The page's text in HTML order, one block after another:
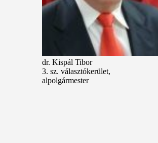
dr. Kispál Tibor
3. sz. választókerület,
alpolgármester